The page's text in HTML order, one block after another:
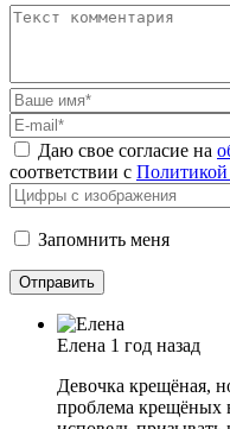
Даю свое согласие на
соответствии с Политикой
Запомнить меня
Елена 1 год назад
Девочка крещёная,
проблема крещёных